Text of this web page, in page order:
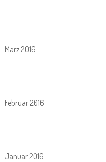
März 2016
Februar 2016
Januar 2016